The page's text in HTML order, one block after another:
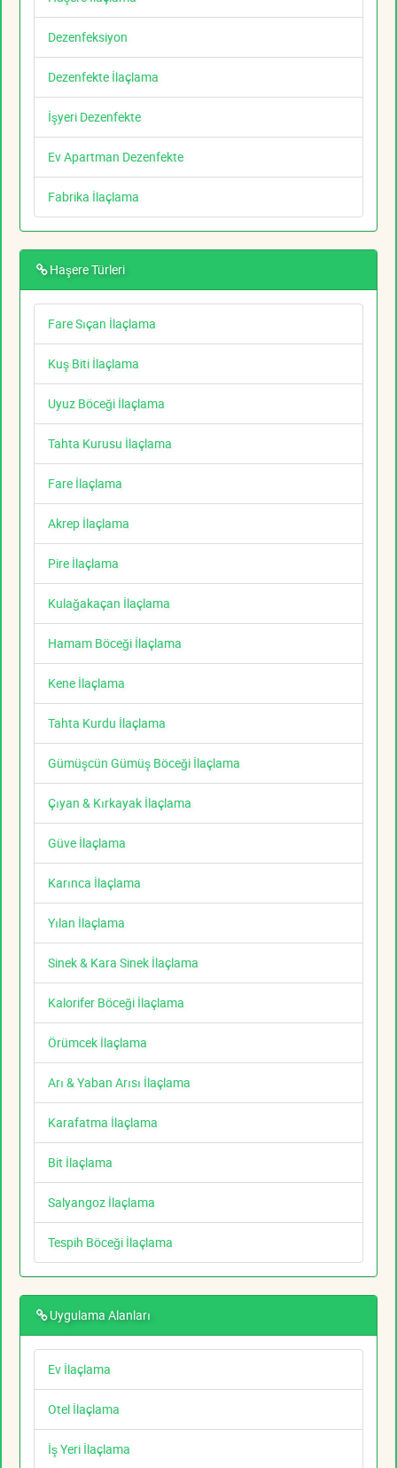
Dezenfeksiyon
Dezenfekte İlaçlama
İşyeri Dezenfekte
Ev Apartman Dezenfekte
Fabrika İlaçlama
Haşere Türleri
Fare Sıçan İlaçlama
Kuş Biti İlaçlama
Uyuz Böceği İlaçlama
Tahta Kurusu İlaçlama
Fare İlaçlama
Akrep İlaçlama
Pire İlaçlama
Kulağakaçan İlaçlama
Hamam Böceği İlaçlama
Kene İlaçlama
Tahta Kurdu İlaçlama
Gümüşcün Gümüş Böceği İlaçlama
Çıyan & Kırkayak İlaçlama
Güve İlaçlama
Karınca İlaçlama
Yılan İlaçlama
Sinek & Kara Sinek İlaçlama
Kalorifer Böceği İlaçlama
Örümcek İlaçlama
Arı & Yaban Arısı İlaçlama
Karafatma İlaçlama
Bit İlaçlama
Salyangoz İlaçlama
Tespih Böceği İlaçlama
Uygulama Alanları
Ev İlaçlama
Otel İlaçlama
İş Yeri İlaçlama